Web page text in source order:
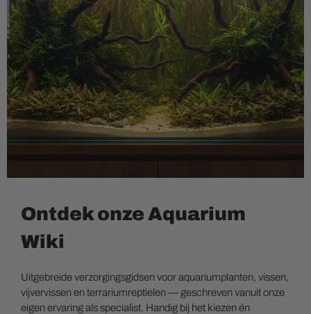
Ontdek onze Aquarium
Wiki
Uitgebreide verzorgingsgidsen voor aquariumplanten, vissen,
vijvervissen en terrariumreptielen — geschreven vanuit onze
eigen ervaring als specialist. Handig bij het kiezen én